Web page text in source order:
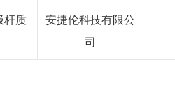
杆质
安捷伦科技有限公
司